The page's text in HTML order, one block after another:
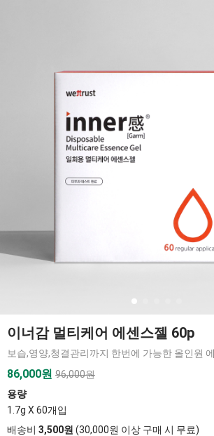
이너감 멀티케어 에센스젤 60p
보습,영양,청결관리까지 한번에 가능한 올인원
86,000원 96,000원
용량
1.7g X 60개입
배송비 3,500원 (30,000원 이상 구매 시 무료)